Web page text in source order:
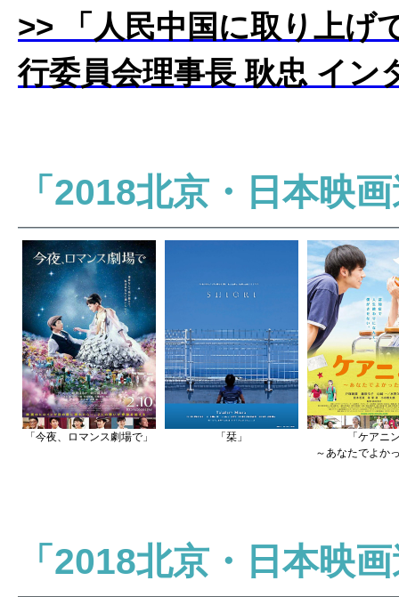
>> 「人民中国に取り上げ
行委員会理事長 耿忠 イン
「2018北京・日本映
「今夜、ロマンス劇場で」 「栞」
「ケアニ
～あなたでよか
「2018北京・日本映